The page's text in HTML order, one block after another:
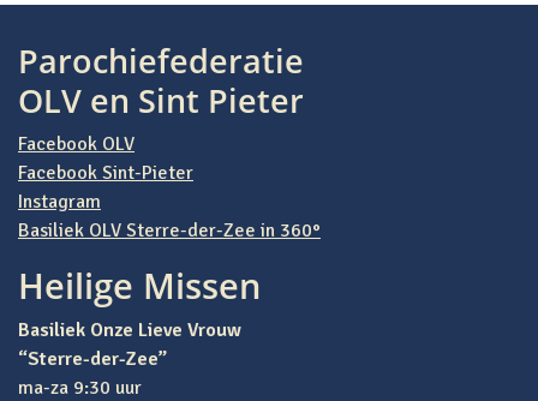
Parochiefederatie
OLV en Sint Pieter
Facebook OLV
Facebook Sint-Pieter
Instagram
Basiliek OLV Sterre-der-Zee in 360°
Heilige Missen
Basiliek Onze Lieve Vrouw
“Sterre-der-Zee”
ma-za 9:30 uur